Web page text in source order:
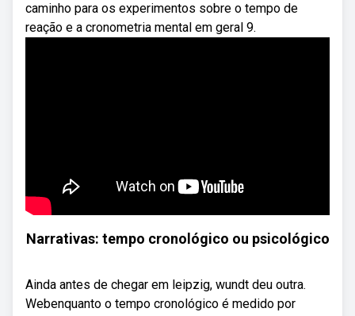
caminho para os experimentos sobre o tempo de
reação e a cronometria mental em geral 9.
Narrativas: tempo cronológico ou psicológico
Ainda antes de chegar em leipzig, wundt deu outra.
Webenquanto o tempo cronológico é medido por